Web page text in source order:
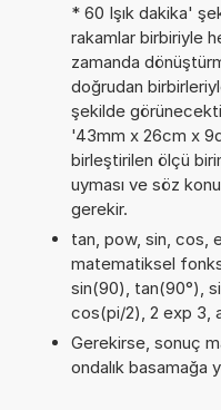
* 60 Işık dakika'
rakamlar birbiriyle
zamanda
doğrudan
şekilde
'43mm x 26cm x
birleştirilen ölçü
uyması ve söz
gerekir.
tan, pow, sin, cos,
matematiksel
sin(90), tan(90°),
cos(pi/2), 2 exp 3,
Gerekirse, sonuç
ondalık basamağa